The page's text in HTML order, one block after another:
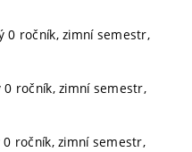
0 ročník, zimní semestr,
ročník, zimní semestr,
ročník, zimní semestr,